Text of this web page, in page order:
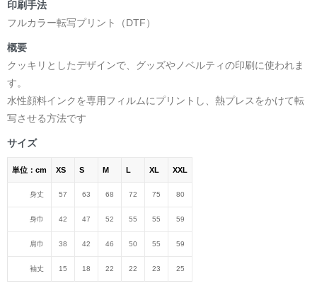
印刷手法
フルカラー転写プリント（DTF）
概要
クッキリとしたデザインで、グッズやノベルティの印刷に使われま
す。
水性顔料インクを専用フィルムにプリントし、熱プレスをかけて転
写させる方法です
サイズ
単位：cm XS S M L XL XXL
身丈 57 63 68 72 75 80
身巾 42 47 52 55 55 59
肩巾 38 42 46 50 55 59
袖丈 15 18 22 22 23 25